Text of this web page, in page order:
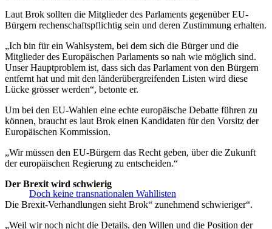
Laut Brok sollten die Mitglieder des Parlaments gegenüber EU-
Bürgern rechenschaftspflichtig sein und deren Zustimmung erhalten.
„Ich bin für ein Wahlsystem, bei dem sich die Bürger und die
Mitglieder des Europäischen Parlaments so nah wie möglich sind.
Unser Hauptproblem ist, dass sich das Parlament von den Bürgern
entfernt hat und mit den länderübergreifenden Listen wird diese
Lücke grösser werden“, betonte er.
Um bei den EU-Wahlen eine echte europäische Debatte führen zu
können, braucht es laut Brok einen Kandidaten für den Vorsitz der
Europäischen Kommission.
„Wir müssen den EU-Bürgern das Recht geben, über die Zukunft
der europäischen Regierung zu entscheiden.“
Doch keine transnationalen Wahllisten
Der Brexit wird schwierig
Die Brexit-Verhandlungen sieht Brok“ zunehmend schwieriger“.
„Weil wir noch nicht die Details, den Willen und die Position der